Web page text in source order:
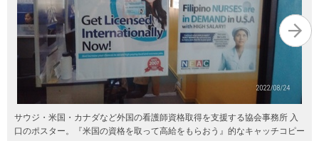
サウジ・米国・カナダなど外国の看護師資格取得を支援する協会事務所 入
口のポスター。『米国の資格を取って高給をもらおう』的なキャッチコピー